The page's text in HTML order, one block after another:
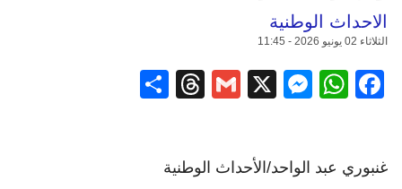
الاحداث الوطنية
الثلاثاء 02 يونيو 2026 - 11:45
Facebook
WhatsApp
Messenger
X
Gmail
Threads
غنبوري عبد الواحد/الأحداث الوطنية